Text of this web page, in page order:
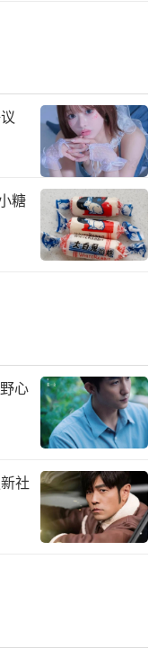
糖
心
社